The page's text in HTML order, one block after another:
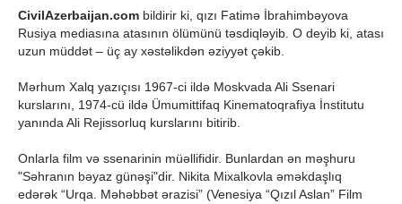
CivilAzerbaijan.com bildirir ki, qızı Fatimə İbrahimbəyova
Rusiya mediasına atasının ölümünü təsdiqləyib. O deyib ki, atası
uzun müddət – üç ay xəstəlikdən əziyyət çəkib.
Mərhum Xalq yazıçısı 1967-ci ildə Moskvada Ali Ssenari
kurslarını, 1974-cü ildə Ümumittifaq Kinematoqrafiya İnstitutu
yanında Ali Rejissorluq kurslarını bitirib.
Onlarla film və ssenarinin müəllifidir. Bunlardan ən məşhuru
"Səhranın bəyaz günəşi"dir. Nikita Mixalkovla əməkdaşlıq
edərək “Urqa. Məhəbbət ərazisi” (Venesiya “Qızıl Aslan” Film